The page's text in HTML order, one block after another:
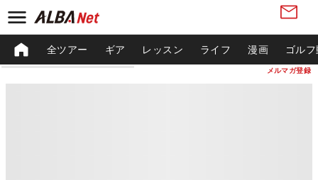
メルマガ登録
全ツアー ギア レッスン ライフ 漫画 ゴル